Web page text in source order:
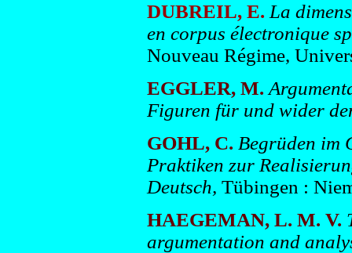
DUBREIL, E. La
en corpus électronique
Nouveau Régime,
EGGLER, M.
Figuren für und wider
GOHL, C. Begrüden im
Praktiken zur
Deutsch, Tübingen :
HAEGEMAN, L. M. V.
argumentation and